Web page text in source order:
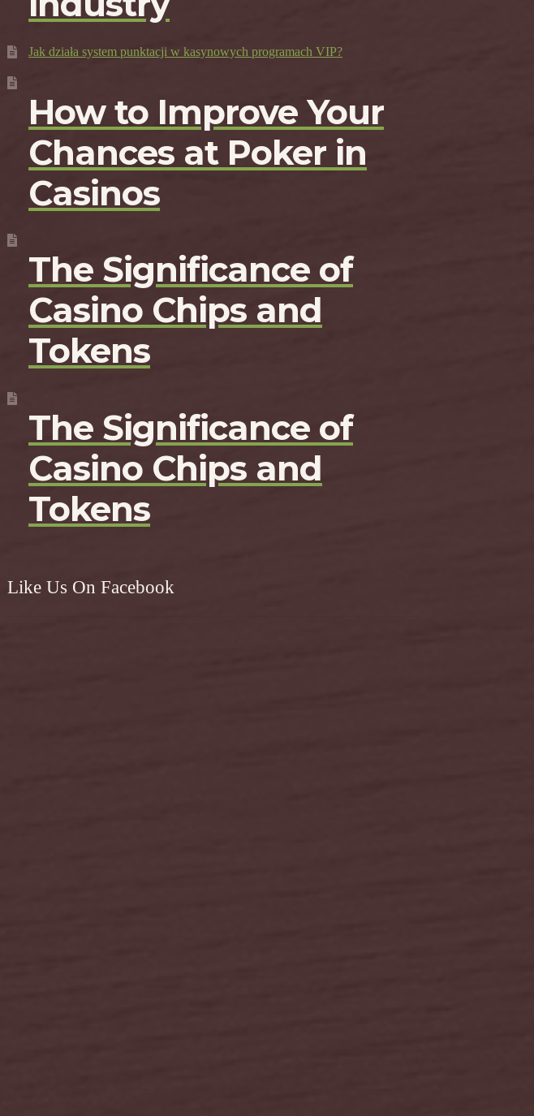
Jak działa system punktacji w kasynowych programach VIP?
How to Improve Your
Chances at Poker in
Casinos
The Significance of
Casino Chips and
Tokens
The Significance of
Casino Chips and
Tokens
Like Us On Facebook